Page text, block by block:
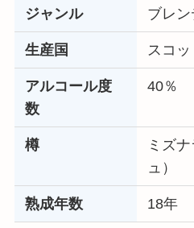
ジャンル ブレ
生産国 スコ
アルコール度
数
40％
樽
ミズ
ュ）
熟成年数 18年